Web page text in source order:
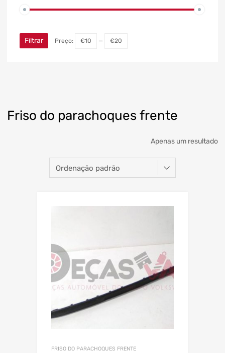
Friso do parachoques frente
Apenas um resultado
FRISO DO PARACHOQUES FRENTE
Filtrar Preço: €10 — €20